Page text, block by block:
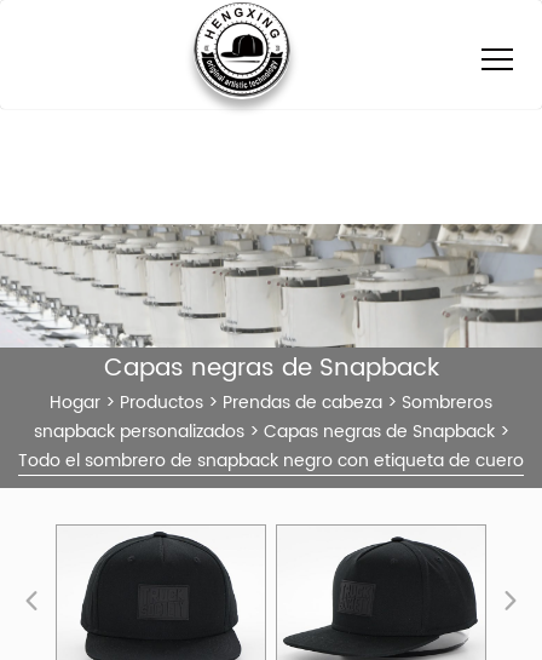
Capas negras de Snapback
Hogar > Productos > Prendas de cabeza > Sombreros
snapback personalizados> Capas negras de Snapback>
Todo el sombrero de snapback negro con etiqueta de cuero